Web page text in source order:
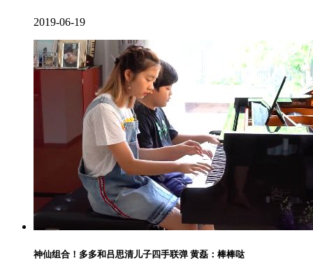
2019-06-19
神仙组合！多多和吕思清儿子四手联弹 黄磊：棒棒哒